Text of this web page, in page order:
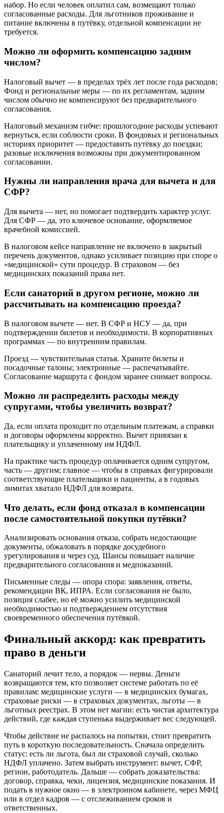
набор. Но если человек оплатил сам, возмещают только
согласованные расходы. Для льготников проживание и
питание включены в путёвку, отдельной компенсации не
требуется.
Можно ли оформить компенсацию задним
числом?
Налоговый вычет — в пределах трёх лет после года расходов;
Фонд и региональные меры — по их регламентам, задним
числом обычно не компенсируют без предварительного
согласования.
Налоговый механизм гибче: прошлогодние расходы успевают
вернуться, если соблюсти сроки. В фондовых и региональных
историях приоритет — предоставить путёвку до поездки;
разовые исключения возможны при документированном
согласовании.
Нужны ли направления врача для вычета и для
СФР?
Для вычета — нет, но помогает подтвердить характер услуг.
Для СФР — да, это ключевое основание, оформляемое
врачебной комиссией.
В налоговом кейсе направление не включено в закрытый
перечень документов, однако усиливает позицию при споре о
«медицинской» сути процедур. В страховом — без
медицинских показаний права нет.
Если санаторий в другом регионе, можно ли
рассчитывать на компенсацию проезда?
В налоговом вычете — нет. В СФР и НСУ — да, при
подтверждении билетов и необходимости. В корпоративных
программах — по внутренним правилам.
Проезд — чувствительная статья. Храните билеты и
посадочные талоны; электронные — распечатывайте.
Согласование маршрута с фондом заранее снимает вопросы.
Можно ли распределить расходы между
супругами, чтобы увеличить возврат?
Да, если оплата проходит по отдельным платежам, а справки
и договоры оформлены корректно. Вычет привязан к
плательщику и уплаченному им НДФЛ.
На практике часть процедур оплачивается одним супругом,
часть — другим; главное — чтобы в справках фигурировали
соответствующие плательщики и пациенты, а в годовых
лимитах хватало НДФЛ для возврата.
Что делать, если фонд отказал в компенсации
после самостоятельной покупки путёвки?
Анализировать основания отказа, собрать недостающие
документы, обжаловать в порядке досудебного
урегулирования и через суд. Шансы повышает наличие
предварительного согласования и медпоказаний.
Письменные следы — опора спора: заявления, ответы,
рекомендации ВК, ИПРА. Если согласования не было,
позиция слабее, но её можно усилить медицинской
необходимостью и подтверждением отсутствия
своевременного обеспечения путёвкой.
Финальный аккорд: как превратить
право в деньги
Санаторий лечит тело, а порядок — нервы. Деньги
возвращаются тем, кто позволяет системе работать по её
правилам: медицинские услуги — в медицинских бумагах,
страховые риски — в страховых документах, льготы — в
льготных реестрах. В этом нет магии: есть чистая архитектура
действий, где каждая ступенька выдерживает вес следующей.
Чтобы действие не распалось на попытки, стоит превратить
путь в короткую последовательность. Сначала определить
статус: есть ли льгота, был ли страховой случай, сколько
НДФЛ уплачено. Затем выбрать инструмент: вычет, СФР,
регион, работодатель. Дальше — собрать доказательства:
договор, справка, чеки, лицензия, медицинские показания. И
подать в нужное окно — в электронном кабинете, через МФЦ
или в отдел кадров — с отслеживанием сроков и
ответственных.